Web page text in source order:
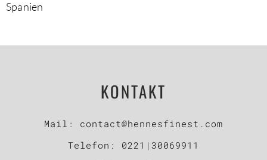
Spanien
KONTAKT
Mail: contact@hennesfinest.com
Telefon: 0221|30069911